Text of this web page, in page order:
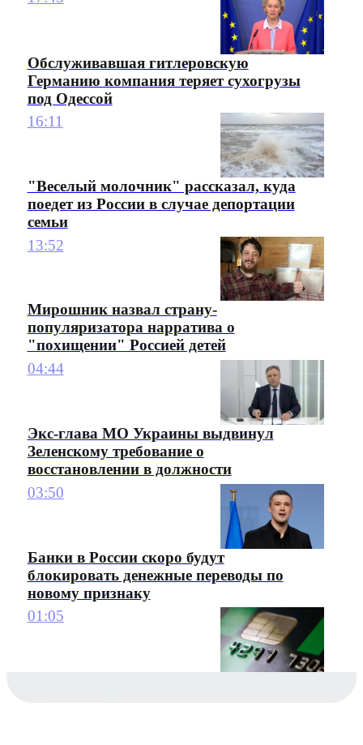
Обслуживавшая гитлеровскую
Германию компания теряет сухогрузы
под Одессой
16:11
"Веселый молочник" рассказал, куда
поедет из России в случае депортации
семьи
13:52
Мирошник назвал страну-
популяризатора нарратива о
"похищении" Россией детей
04:44
Экс-глава МО Украины выдвинул
Зеленскому требование о
восстановлении в должности
03:50
Банки в России скоро будут
блокировать денежные переводы по
новому признаку
01:05